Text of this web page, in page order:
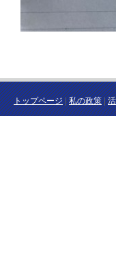
トップページ|私の政策|